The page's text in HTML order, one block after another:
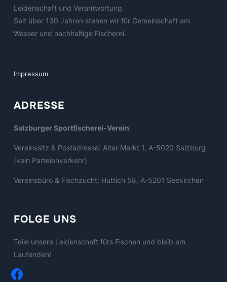
Leidenschaft und Verantwortung.
Seit über 130 Jahren stehen wir für Gemeinschaft am
Wasser und nachhaltige Fischerei.
Impressum
ADRESSE
Salzburger Sportfischerei-Verein
Vereinssitz & Postadresse: Alter Markt 1, A-5020 Salzburg
(kein Parteienverkehr)
Vereinsbüro & Fischzucht: Huttich 58, A-5201 Seekirchen
FOLGE UNS
Teile unsere Leidenschaft fürs Fischen und bleib am
Laufenden!
facebook